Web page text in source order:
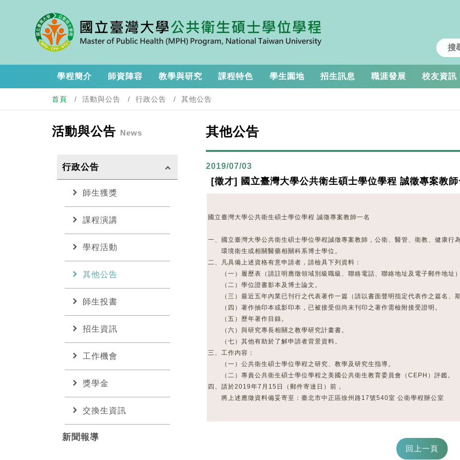
學程簡介 師資陣容 教學與研究 課程特色 學生園地 招生訊息 職涯發展 校友資訊
首頁 活動與公告 行政公告 其他公告
活動與公告 News
行政公告 keyboard_arrow_up
chevron_right 師生獲獎
chevron_right 課程演講
chevron_right 學程活動
chevron_right 其他公告
chevron_right 師生投書
chevron_right 招生資訊
chevron_right 工作機會
chevron_right 獎學金
chevron_right 交換生資訊
新聞報導
其他公告
2019/07/03
[徵才] 國立臺灣大學公共衛生碩士學位學程 誠徵專案教師
國立臺灣大學公共衛生碩士學位學程 誠徵專案教師一名
一、國立臺灣大學公共衛生碩士學位學程誠徵專案教師，公衛、醫管、衛教、健康行為
環境衛生或相關醫藥相關科系博士學位。
二、凡具備上述資格有意申請者，請檢具下列資料：
（一）履歷表（請註明應徵領域別級職級、聯絡電話、聯絡地址及電子郵件地址）
（二）學位證書影本及博士論文。
（三）最近五年內業已刊行之代表著作一篇（請以書面聲明指定代表作之篇名、期
（四）著作抽印本或影印本，已被接受但尚未刊印之著作需檢附接受證明。
（五）歷年著作目錄。
（六）與研究專長相關之教學研究計畫書。
（七）其他有助於了解申請者背景資料。
三、工作內容：
（一）公共衛生碩士學位學程之研究、教學及研究生指導。
（二）專責公共衛生碩士學位學程之美國公共衛生教育委員會（CEPH）評鑑。
四、請於2019年7月15日（郵件寄達日）前，
將上述應徵資料備妥寄至：臺北市中正區徐州路17號540室 公衛學程辦公室